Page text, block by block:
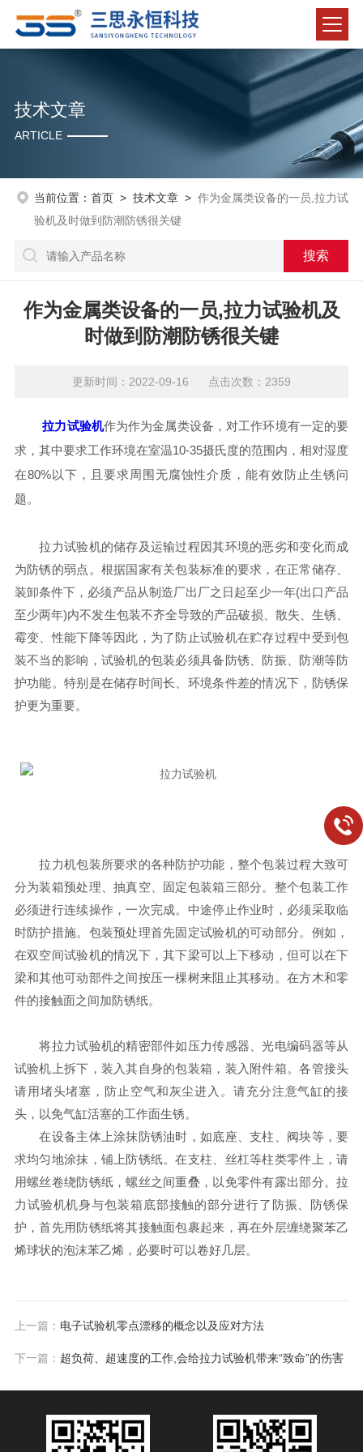
技术文章
ARTICLE
当前位置： 首页> 技术文章> 作为金属类设备的一员,拉力试
验机及时做到防潮防锈很关键
作为金属类设备的一员,拉力试验机及
时做到防潮防锈很关键
更新时间：2022-09-16 点击次数：2359
拉力试验机作为作为金属类设备，对工作环境有一定的要
求，其中要求工作环境在室温10-35摄氏度的范围内，相对湿度
在80%以下，且要求周围无腐蚀性介质，能有效防止生锈问
题。
拉力试验机的储存及运输过程因其环境的恶劣和变化而成
为防锈的弱点。根据国家有关包装标准的要求，在正常储存、
装卸条件下，必须产品从制造厂出厂之日起至少一年(出口产品
至少两年)内不发生包装不齐全导致的产品破损、散失、生锈、
霉变、性能下降等因此，为了防止试验机在贮存过程中受到包
装不当的影响，试验机的包装必须具备防锈、防振、防潮等防
护功能。特别是在储存时间长、环境条件差的情况下，防锈保
护更为重要。
拉力机包装所要求的各种防护功能，整个包装过程大致可
分为装箱预处理、抽真空、固定包装箱三部分。整个包装工作
必须进行连续操作，一次完成。中途停止作业时，必须采取临
时防护措施。包装预处理首先固定试验机的可动部分。例如，
在双空间试验机的情况下，其下梁可以上下移动，但可以在下
梁和其他可动部件之间按压一棵树来阻止其移动。在方木和零
件的接触面之间加防锈纸。
将拉力试验机的精密部件如压力传感器、光电编码器等从
试验机上拆下，装入其自身的包装箱，装入附件箱。各管接头
请用堵头堵塞，防止空气和灰尘进入。请充分注意气缸的接
头，以免气缸活塞的工作面生锈。
在设备主体上涂抹防锈油时，如底座、支柱、阀块等，要
求均匀地涂抹，铺上防锈纸。在支柱、丝杠等柱类零件上，请
用螺丝卷绕防锈纸，螺丝之间重叠，以免零件有露出部分。拉
力试验机机身与包装箱底部接触的部分进行了防振、防锈保
护，首先用防锈纸将其接触面包裹起来，再在外层缠绕聚苯乙
烯球状的泡沫苯乙烯，必要时可以卷好几层。
上一篇： 电子试验机零点漂移的概念以及应对方法
下一篇： 超负荷、超速度的工作,会给拉力试验机带来“致命”的伤害